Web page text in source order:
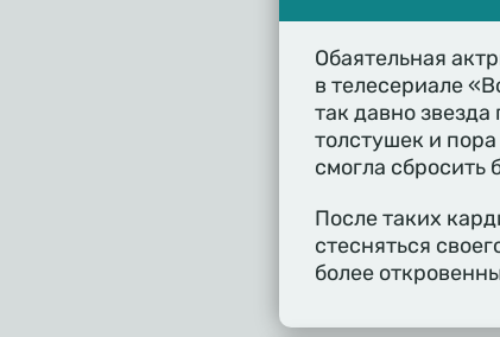
Обаятельная
в телесериале
так давно
толстушек и
смогла сбросить
После таких
стесняться
более